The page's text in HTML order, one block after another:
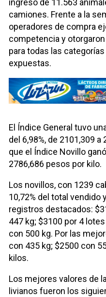
ingreso de 11.563
camiones. Frente a la
operadores de compra
competencia y
para todas las
expuestas.
El Índice General tuvo
del 6,98%, de 2101,309
que el Índice Novillo
2786,686 pesos por kilo.
Los novillos, con 1239
10,72% del total
registros destacados:
447 kg; $3100 por 4
con 500 kg. Por las
con 435 kg; $2500 con
kilos.
Los mejores valores de
livianos fueron los